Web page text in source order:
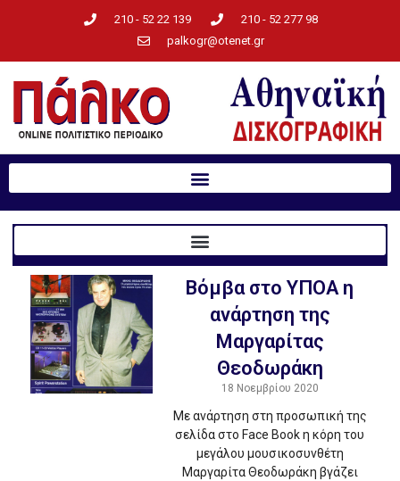
210 - 52 22 139
210 - 52 277 98
palkogr@otenet.gr
Βόμβα στο ΥΠΟΑ η
ανάρτηση της
Μαργαρίτας
Θεοδωράκη
18 Νοεμβρίου 2020
Με ανάρτηση στη προσωπική της
σελίδα στο Face Book η κόρη του
μεγάλου μουσικοσυνθέτη
Μαργαρίτα Θεοδωράκη βγάζει